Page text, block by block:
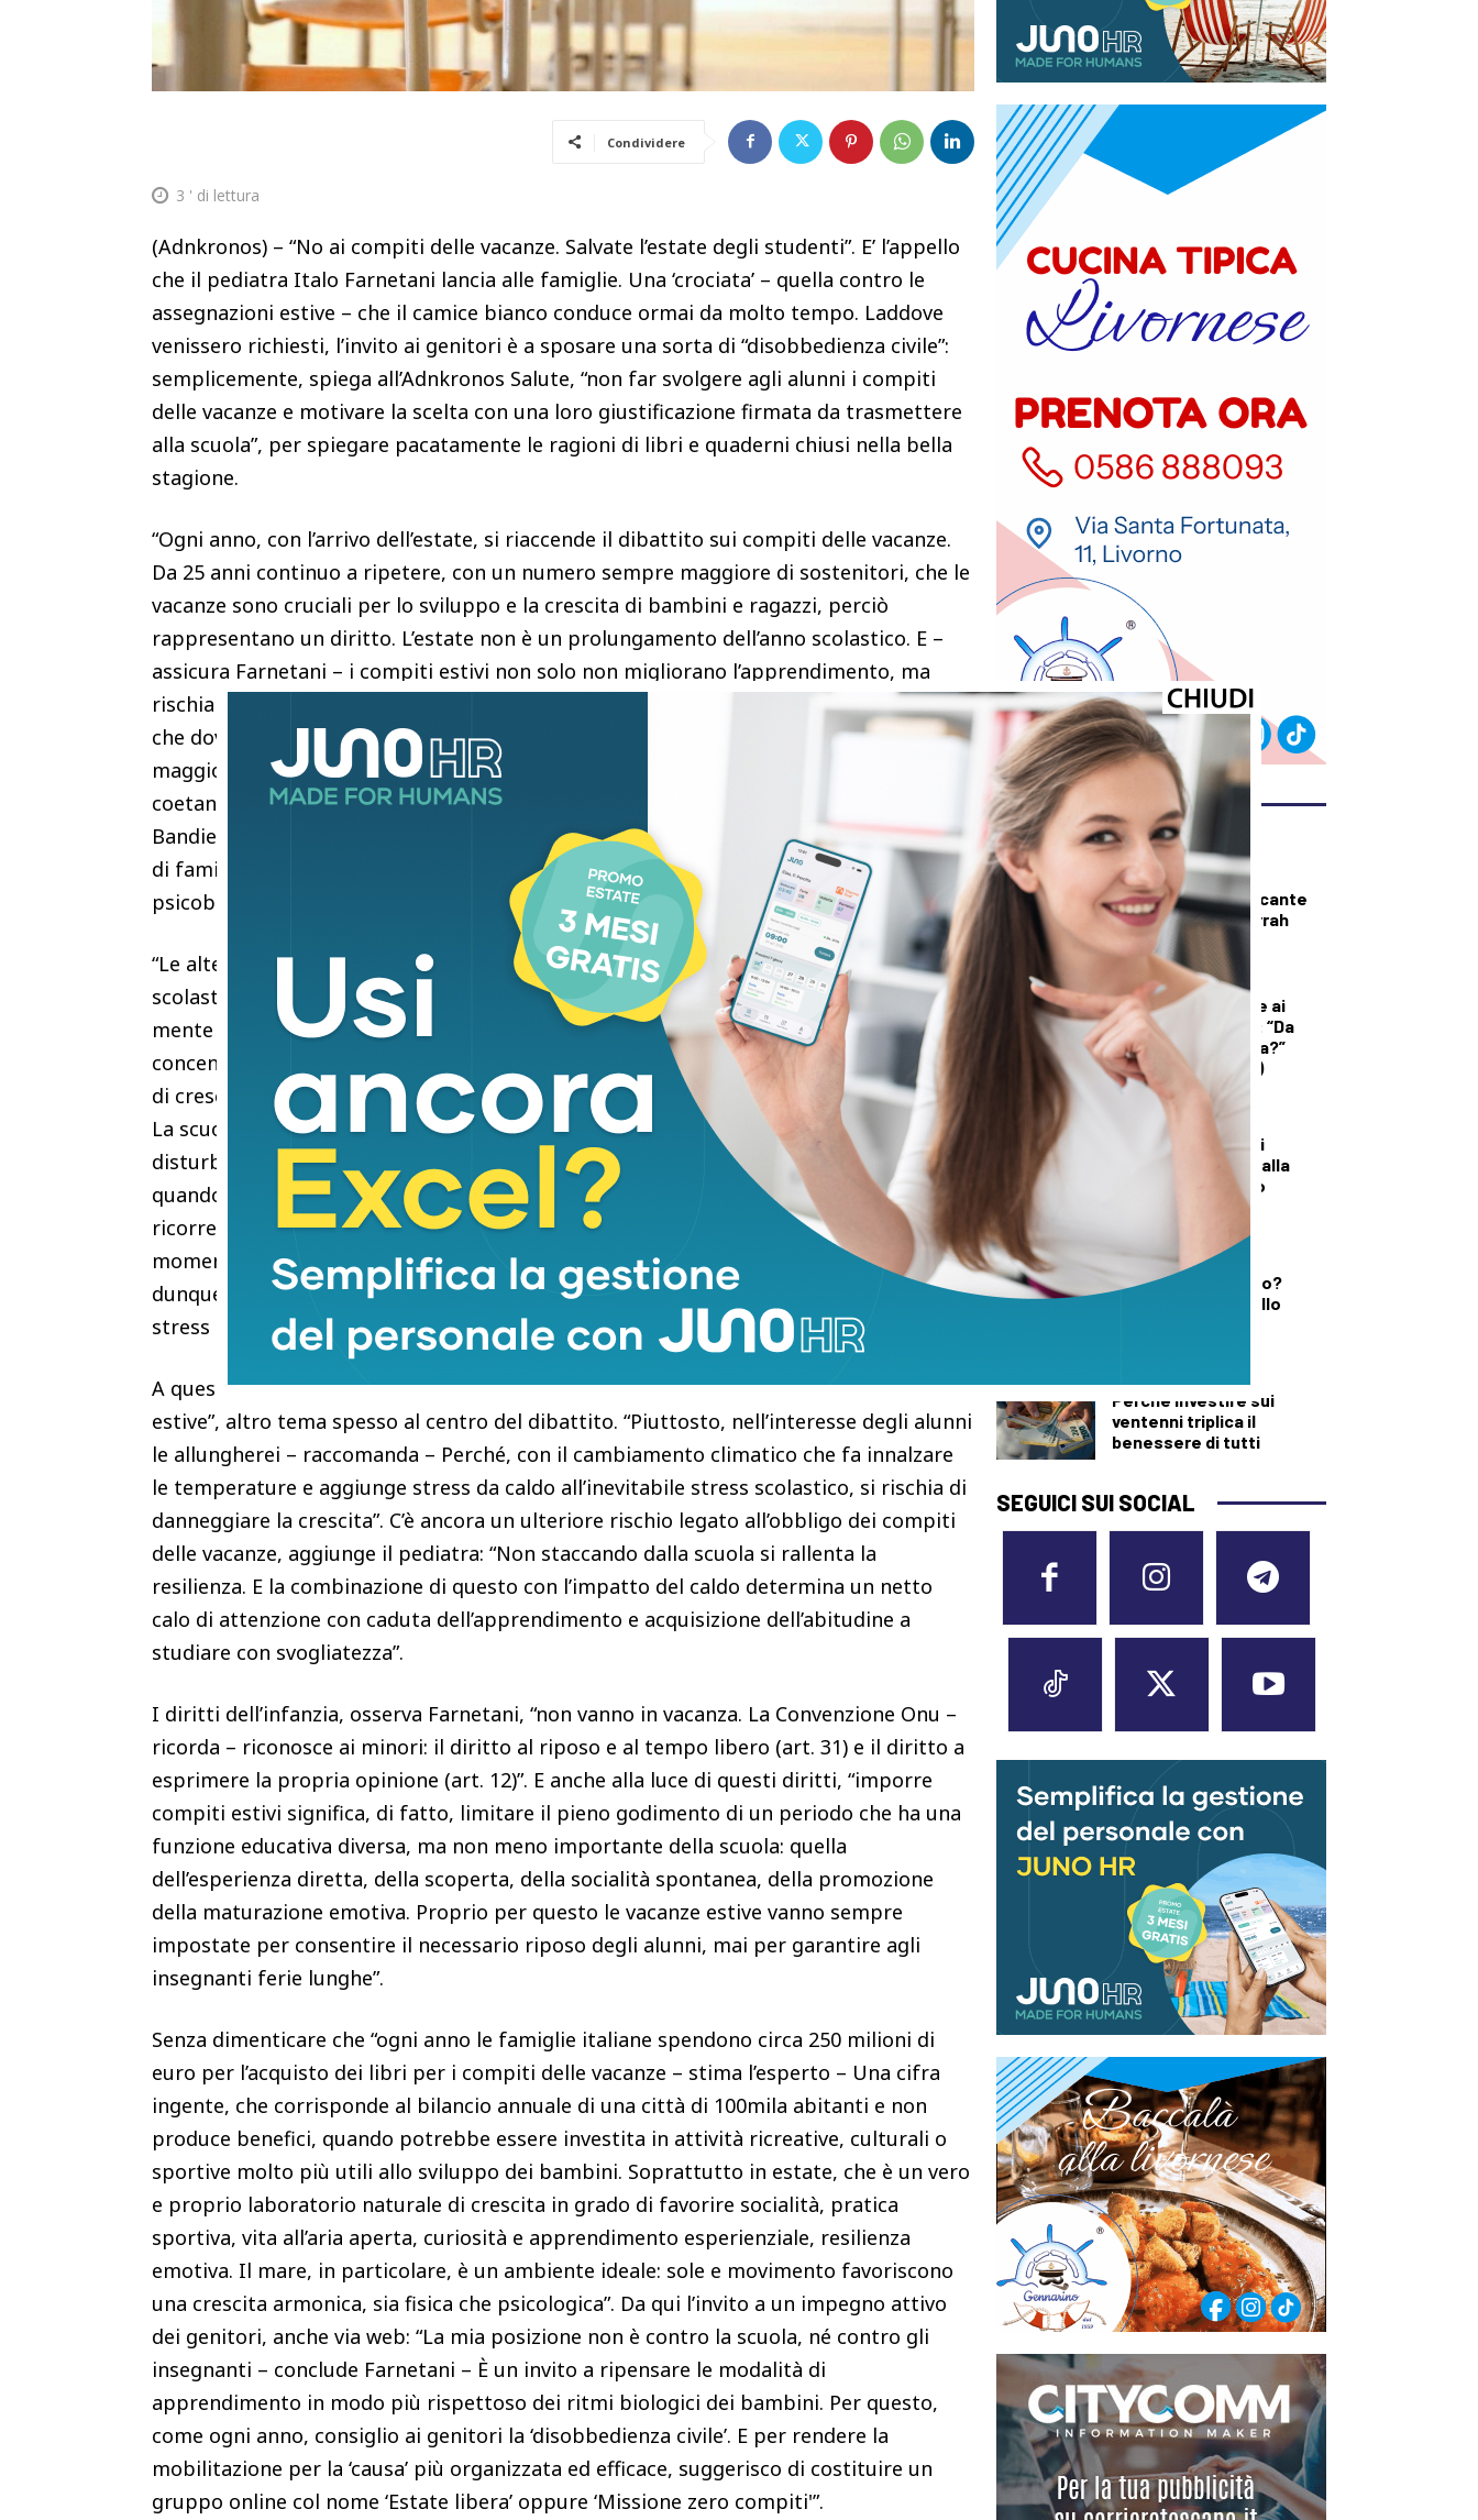
Condividere
3 ' di lettura
(Adnkronos) – “No ai compiti delle vacanze. Salvate l’estate degli studenti”. E’ l’appello
che il pediatra Italo Farnetani lancia alle famiglie. Una ‘crociata’ – quella contro le
assegnazioni estive – che il camice bianco conduce ormai da molto tempo. Laddove
venissero richiesti, l’invito ai genitori è a sposare una sorta di “disobbedienza civile”:
semplicemente, spiega all’Adnkronos Salute, “non far svolgere agli alunni i compiti
delle vacanze e motivare la scelta con una loro giustificazione firmata da trasmettere
alla scuola”, per spiegare pacatamente le ragioni di libri e quaderni chiusi nella bella
stagione.
“Ogni anno, con l’arrivo dell’estate, si riaccende il dibattito sui compiti delle vacanze.
Da 25 anni continuo a ripetere, con un numero sempre maggiore di sostenitori, che le
vacanze sono cruciali per lo sviluppo e la crescita di bambini e ragazzi, perciò
rappresentano un diritto. L’estate non è un prolungamento dell’anno scolastico. E –
assicura Farnetani – i compiti estivi non solo non migliorano l’apprendimento, ma
rischiano di compromettere il benessere psicofisico dei bambini e degli adolescenti”
che dovrebbero sfruttare questo periodo come una pausa in cui coltivare
maggiormente la vita all’aria aperta, le esperienze in famiglia e la socializzazione con i
coetanei. In altre parole, per l’esperto – che è anche il fondatore e coordinatore delle
Bandiere verdi, il riconoscimento che viene attribuito ogni anno alle spiagge a misura
di famiglie selezionate dai pediatri – “le vacanze sono proprio una necessità
psicobiologica”.
“Le alte temperature, la fisiologica stanchezza accumulata dopo mesi di attività
scolastica e la naturale esigenza di recupero rendono l’estate un periodo in cui la
mente dei bambini non è predisposta allo studio strutturato – avverte – La
concentrazione diminuisce, il rendimento cala, e ciò che dovrebbe essere un momento
di crescita si trasforma in un adempimento formale, spesso vissuto con frustrazione.
La scuola è un elemento essenziale per bambini e adolescenti, lo dimostrano i
disturbi psicologici provocati dalla sua privazione, come avvenne al tempo del Covid”,
quando per fermare la corsa del virus in tempi di lockdown le scuole dovettero
ricorrere alla didattica a distanza. “Ma la scuola fa bene nelle dosi giuste e al
momento giusto, un po’ come le medicine. Studiare è fondamentale – puntualizza
dunque l’esperto – ma imparare comporta comunque fatica, perciò si tratta di uno
stress da cui gli alunni possono recuperare facendo altro per alcuni mesi”.
A questo proposito, Farnetani si dice “contrario a un accorciamento delle vacanze
estive”, altro tema spesso al centro del dibattito. “Piuttosto, nell’interesse degli alunni
le allungherei – raccomanda – Perché, con il cambiamento climatico che fa innalzare
le temperature e aggiunge stress da caldo all’inevitabile stress scolastico, si rischia di
danneggiare la crescita”. C’è ancora un ulteriore rischio legato all’obbligo dei compiti
delle vacanze, aggiunge il pediatra: “Non staccando dalla scuola si rallenta la
resilienza. E la combinazione di questo con l’impatto del caldo determina un netto
calo di attenzione con caduta dell’apprendimento e acquisizione dell’abitudine a
studiare con svogliatezza”.
I diritti dell’infanzia, osserva Farnetani, “non vanno in vacanza. La Convenzione Onu –
ricorda – riconosce ai minori: il diritto al riposo e al tempo libero (art. 31) e il diritto a
esprimere la propria opinione (art. 12)”. E anche alla luce di questi diritti, “imporre
compiti estivi significa, di fatto, limitare il pieno godimento di un periodo che ha una
funzione educativa diversa, ma non meno importante della scuola: quella
dell’esperienza diretta, della scoperta, della socialità spontanea, della promozione
della maturazione emotiva. Proprio per questo le vacanze estive vanno sempre
impostate per consentire il necessario riposo degli alunni, mai per garantire agli
insegnanti ferie lunghe”.
Senza dimenticare che “ogni anno le famiglie italiane spendono circa 250 milioni di
euro per l’acquisto dei libri per i compiti delle vacanze – stima l’esperto – Una cifra
ingente, che corrisponde al bilancio annuale di una città di 100mila abitanti e non
produce benefici, quando potrebbe essere investita in attività ricreative, culturali o
sportive molto più utili allo sviluppo dei bambini. Soprattutto in estate, che è un vero
e proprio laboratorio naturale di crescita in grado di favorire socialità, pratica
sportiva, vita all’aria aperta, curiosità e apprendimento esperienziale, resilienza
emotiva. Il mare, in particolare, è un ambiente ideale: sole e movimento favoriscono
una crescita armonica, sia fisica che psicologica”. Da qui l’invito a un impegno attivo
dei genitori, anche via web: “La mia posizione non è contro la scuola, né contro gli
insegnanti – conclude Farnetani – È un invito a ripensare le modalità di
apprendimento in modo più rispettoso dei ritmi biologici dei bambini. Per questo,
come ogni anno, consiglio ai genitori la ‘disobbedienza civile’. E per rendere la
mobilitazione per la ‘causa’ più organizzata ed efficace, suggerisco di costituire un
gruppo online col nome ‘Estate libera’ oppure ‘Missione zero compiti'”.
ULTIMI ARTICOLI
SPORT
Pisa, preso l’attaccante
esterno Ichem Ferrah
DEMOGRAFICA
Licia Colò risponde ai
commenti sull’età: “Da
quando è un’offesa?”
(solo per le donne)
Un’altra giornata di
incendi di bosco, dalla
Toscana al Mugello
Testosterone e
spermatozoi in calo?
Cosa c’è di vero nello
Perché investire sui
ventenni triplica il
benessere di tutti
SEGUICI SUI SOCIAL